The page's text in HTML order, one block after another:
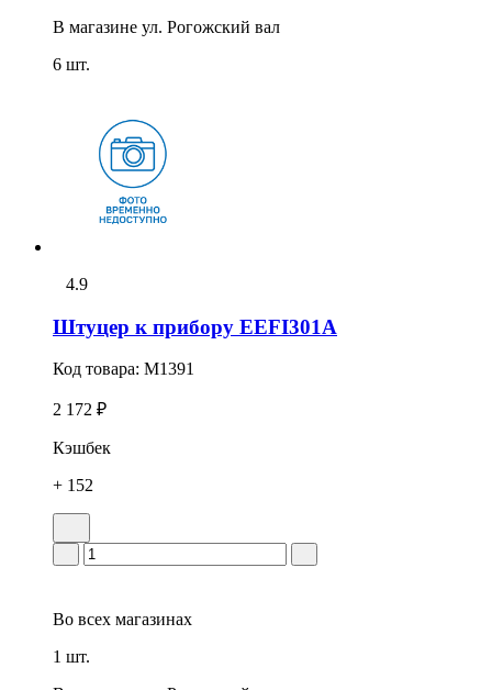
В магазине ул. Рогожский вал
6 шт.
4.9
Штуцер к прибору EEFI301A
Код товара: M1391
2 172 ₽
Кэшбек
+ 152
Во всех магазинах
1 шт.